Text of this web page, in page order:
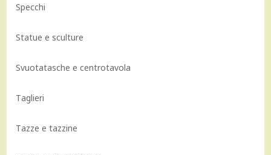
Specchi
Statue e sculture
Svuotatasche e centrotavola
Taglieri
Tazze e tazzine